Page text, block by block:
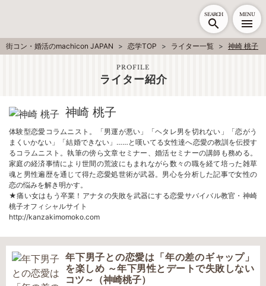
SEARCH MENU
街コン・婚活のmachicon JAPAN 恋学TOP ライター一覧 神崎 桃子
PROFILE
ライター紹介
神崎 桃子
体験型恋愛コラムニスト。「男運が悪い」「ヘタレ男を切れない」「恋がう
まくいかない」「結婚できない」……と嘆いてる女性達へ恋愛の教訓を伝授す
るコラムニスト。執筆の傍ら文章セミナー、婚活セミナーの講師も務める。
家庭の経済事情により世間の荒波にもまれながら数々の職を経て培った雑草
魂と男性遍歴を通じて得た恋愛処世術が武器。男心を分析した記事で女性の
恋の悩みを解き明かす。
★痛い女はもう卒業！アナタの失敗を武器にする恋愛サバイバル教官・神崎
桃子オフィシャルサイト
http://kanzakimomoko.com
年下男子との恋愛は「年の差のギャップ」
を楽しめ ～年下男性とデートで失敗しない
コツ～（神崎桃子）